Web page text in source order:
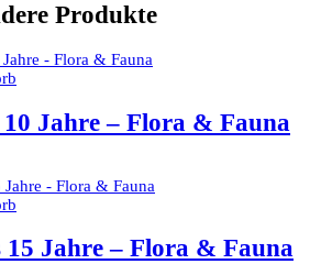
Produkte
Jahre – Flora & Fauna
15 Jahre – Flora & Fauna